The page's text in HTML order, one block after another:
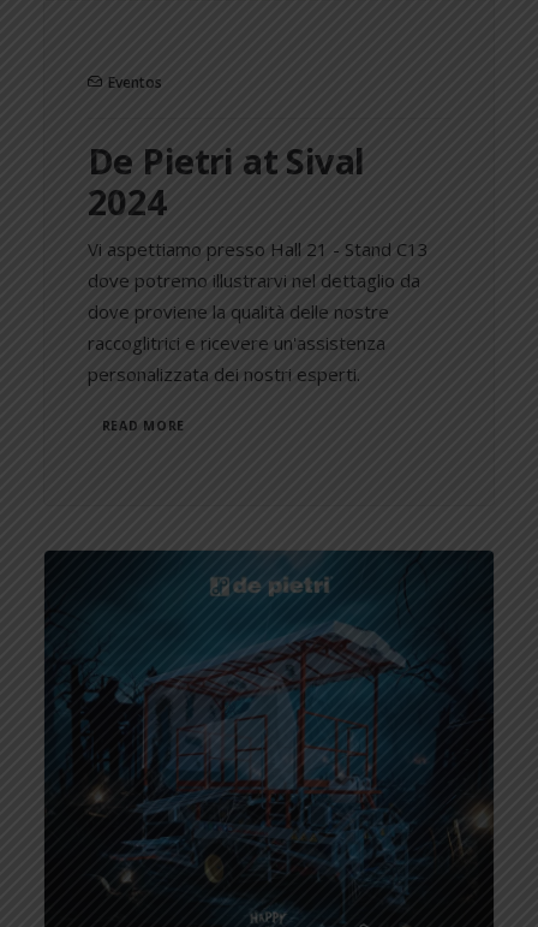
Eventos
De Pietri at Sival
2024
Vi aspettiamo presso Hall 21 - Stand C13
dove potremo illustrarvi nel dettaglio da
dove proviene la qualità delle nostre
raccoglitrici e ricevere un'assistenza
personalizzata dei nostri esperti.
READ MORE